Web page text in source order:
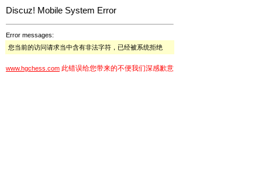
Discuz! Mobile System Error
Error messages:
您当前的访问请求当中含有非法字符，已经被系统拒绝
www.hgchess.com 此错误给您带来的不便我们深感歉意